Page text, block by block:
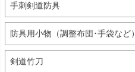
手刺剣道防具
防具用小物（調整布団･手袋など）
剣道竹刀